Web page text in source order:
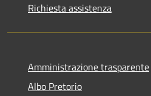
Richiesta assistenza
Amministrazione trasparente
Albo Pretorio